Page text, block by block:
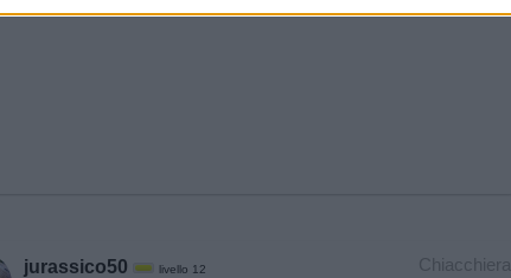
Chiacchiera
jurassico50 livello 12